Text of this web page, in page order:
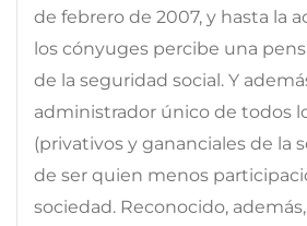
de febrero de 2007, y hasta la
los cónyuges percibe una
de la seguridad social. Y
administrador único de todos
(privativos y gananciales de la
de ser quien menos
sociedad. Reconocido,